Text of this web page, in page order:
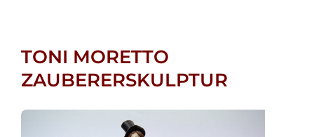
TONI MORETTO
ZAUBERERSKULPTUR